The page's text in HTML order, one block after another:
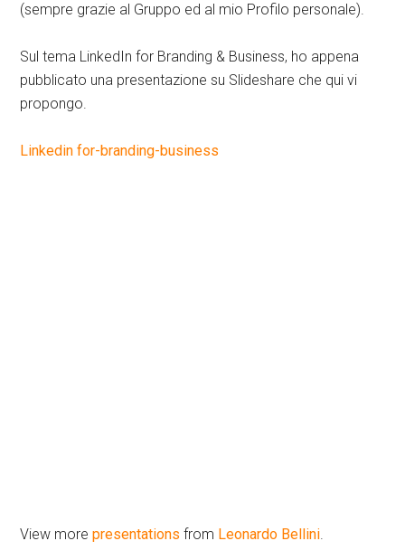
(sempre grazie al Gruppo ed al mio Profilo personale).
Sul tema LinkedIn for Branding & Business, ho appena
pubblicato una presentazione su Slideshare che qui vi
propongo.
Linkedin for-branding-business
View morepresentations from Leonardo Bellini.